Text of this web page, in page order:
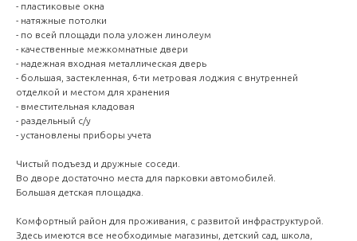
- пластиковые окна
- натяжные потолки
- по всей площади пола уложен линолеум
- качественные межкомнатные двери
- надежная входная металлическая дверь
- большая, застекленная, 6-ти метровая лоджия с внутренней
отделкой и местом для хранения
- вместительная кладовая
- раздельный с/у
- установлены приборы учета
Чистый подъезд и дружные соседи.
Во дворе достаточно места для парковки автомобилей.
Большая детская площадка.
Комфортный район для проживания, с развитой инфраструктурой.
Здесь имеются все необходимые магазины, детский сад, школа,